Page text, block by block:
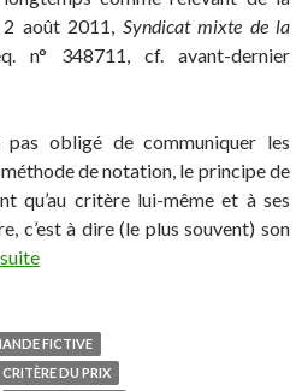
août 2011, Syndicat mixte de la
n° 348711, cf. avant-dernier
pas obligé de communiquer les
de notation, le principe de
qu’au critère lui-même et à ses
c’est à dire (le plus souvent) son
FICTIVE
CRITÈRE DU PRIX